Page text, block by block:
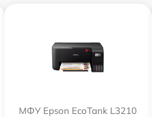
МФУ Epson EcoTank L3210